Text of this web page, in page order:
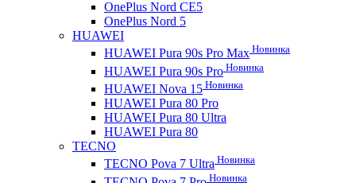
OnePlus Nord CE5
OnePlus Nord 5
HUAWEI
HUAWEI Pura 90s Pro Max Новинка
HUAWEI Pura 90s Pro Новинка
HUAWEI Nova 15 Новинка
HUAWEI Pura 80 Pro
HUAWEI Pura 80 Ultra
HUAWEI Pura 80
TECNO
TECNO Pova 7 Ultra Новинка
Новинка